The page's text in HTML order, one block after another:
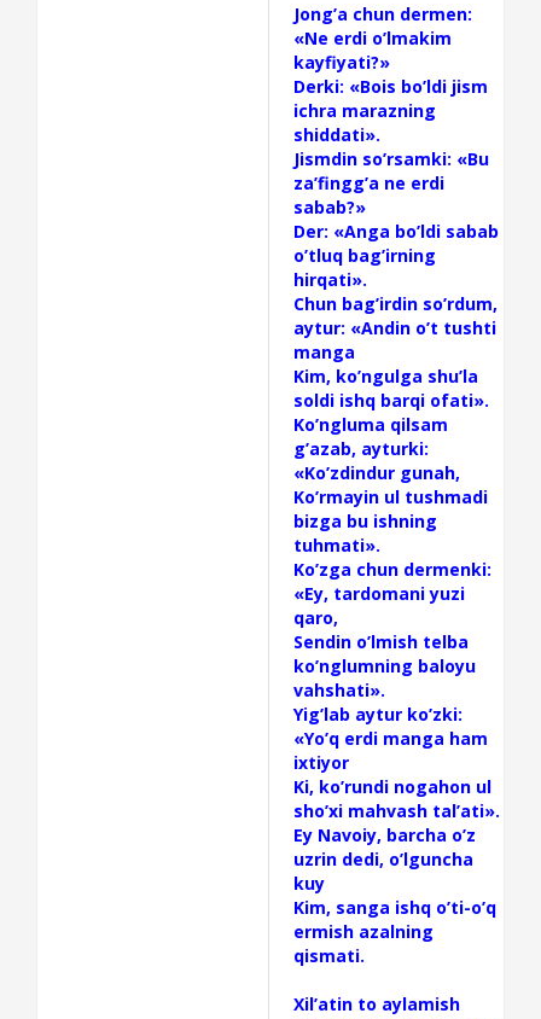
Jong’a chun dermen:
«Ne erdi o’lmakim
kayfiyati?»
Derki: «Bois bo’ldi jism
ichra marazning
shiddati».
Jismdin so’rsamki: «Bu
za’fingg’a ne erdi
sabab?»
Der: «Anga bo’ldi sabab
o’tluq bag’irning
hirqati».
Chun bag’irdin so’rdum,
aytur: «Andin o’t tushti
manga
Kim, ko’ngulga shu’la
soldi ishq barqi ofati».
Ko’ngluma qilsam
g’azab, ayturki:
«Ko’zdindur gunah,
Ko’rmayin ul tushmadi
bizga bu ishning
tuhmati».
Ko’zga chun dermenki:
«Ey, tardomani yuzi
qaro,
Sendin o’lmish telba
ko’nglumning baloyu
vahshati».
Yig’lab aytur ko’zki:
«Yo’q erdi manga ham
ixtiyor
Ki, ko’rundi nogahon ul
sho’xi mahvash tal’ati».
Ey Navoiy, barcha o’z
uzrin dedi, o’lguncha
kuy
Kim, sanga ishq o’ti-o’q
ermish azalning
qismati.
Xil’atin to aylamish